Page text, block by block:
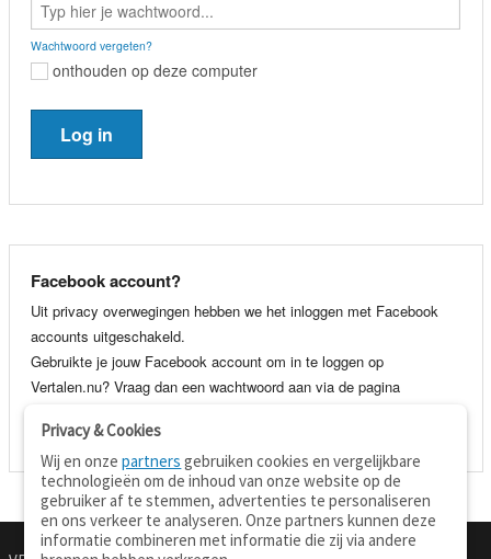
Wachtwoord vergeten?
onthouden op deze computer
Facebook account?
Uit privacy overwegingen hebben we het inloggen met Facebook
accounts uitgeschakeld.
Gebruikte je jouw Facebook account om in te loggen op
Vertalen.nu? Vraag dan een wachtwoord aan via de pagina
je e-mail adres en wachtwoord.
Privacy & Cookies
Wij en onzepartners gebruiken cookies en vergelijkbare
technologieën om de inhoud van onze website op de
gebruiker af te stemmen, advertenties te personaliseren
en ons verkeer te analyseren. Onze partners kunnen deze
informatie combineren met informatie die zij via andere